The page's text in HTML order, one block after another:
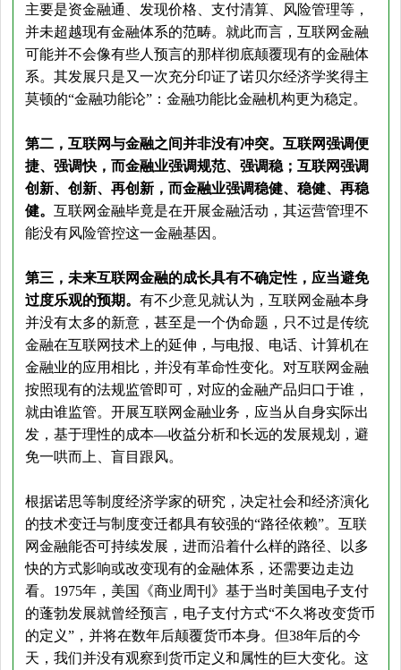
主要是资金融通、发现价格、支付清算、风险管理等，
并未超越现有金融体系的范畴。就此而言，互联网金融
可能并不会像有些人预言的那样彻底颠覆现有的金融体
系。其发展只是又一次充分印证了诺贝尔经济学奖得主
莫顿的“金融功能论”：金融功能比金融机构更为稳定。
第二，互联网与金融之间并非没有冲突。互联网强调便
捷、强调快，而金融业强调规范、强调稳；互联网强调
创新、创新、再创新，而金融业强调稳健、稳健、再稳
健。 互联网金融毕竟是在开展金融活动，其运营管理不
能没有风险管控这一金融基因。
第三，未来互联网金融的成长具有不确定性，应当避免
过度乐观的预期。 有不少意见就认为，互联网金融本身
并没有太多的新意，甚至是一个伪命题，只不过是传统
金融在互联网技术上的延伸，与电报、电话、计算机在
金融业的应用相比，并没有革命性变化。对互联网金融
按照现有的法规监管即可，对应的金融产品归口于谁，
就由谁监管。开展互联网金融业务，应当从自身实际出
发，基于理性的成本—收益分析和长远的发展规划，避
免一哄而上、盲目跟风。
根据诺思等制度经济学家的研究，决定社会和经济演化
的技术变迁与制度变迁都具有较强的“路径依赖”。互联
网金融能否可持续发展，进而沿着什么样的路径、以多
快的方式影响或改变现有的金融体系，还需要边走边
看。1975年，美国《商业周刊》基于当时美国电子支付
的蓬勃发展就曾经预言，电子支付方式“不久将改变货币
的定义”，并将在数年后颠覆货币本身。但38年后的今
天，我们并没有观察到货币定义和属性的巨大变化。这